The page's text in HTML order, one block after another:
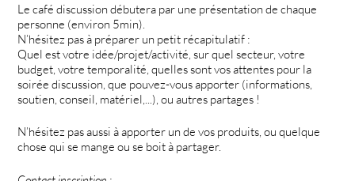
Le café discussion débutera par une présentation de chaque
personne (environ 5min).
N’hésitez pas à préparer un petit récapitulatif :
Quel est votre idée/projet/activité, sur quel secteur, votre
budget, votre temporalité, quelles sont vos attentes pour la
soirée discussion, que pouvez-vous apporter (informations,
soutien, conseil, matériel,...), ou autres partages !
N’hésitez pas aussi à apporter un de vos produits, ou quelque
chose qui se mange ou se boit à partager.